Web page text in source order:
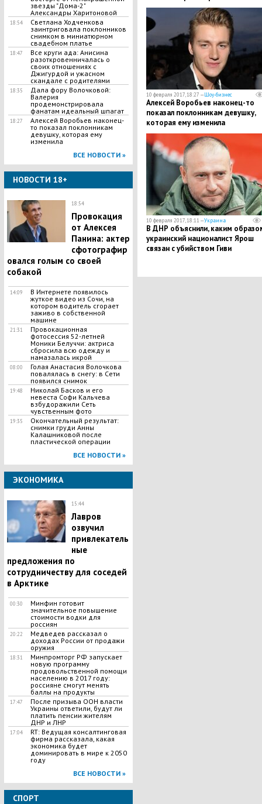
звезды "Дома-2"
Александры Харитоновой
18:54
Светлана Ходченкова
заинтриговала поклонников
снимком в миниатюрном
свадебном платье
18:47
Все круги ада: Анисина
разоткровенничалась о
своих отношениях с
Джигурдой и ужасном
скандале с родителями
18:35
Дала фору Волочковой:
Валерия
продемонстрировала
фанатам идеальный шпагат
18:27
Алексей Воробьев наконец-
то показал поклонникам
девушку, которая ему
изменила
ВСЕ НОВОСТИ »
НОВОСТИ 18+
18:54
Провокация
от Алексея
Панина: актер
сфотографир
овался голым со своей
собакой
14:09
В Интернете появилось
жуткое видео из Сочи, на
котором водитель сгорает
заживо в собственной
машине
21:31
Провокационная
фотосессия 52-летней
Моники Белуччи: актриса
сбросила всю одежду и
намазалась икрой
08:00
Голая Анастасия Волочкова
повалялась в снегу: в Сети
появился снимок
19:48
Николай Басков и его
невеста Софи Кальчева
взбудоражили Сеть
чувственным фото
19:35
Окончательный результат:
снимки груди Анны
Калашниковой после
пластической операции
ВСЕ НОВОСТИ »
ЭКОНОМИКА
15:44
Лавров
озвучил
привлекатель
ные
предложения по
сотрудничеству для соседей
в Арктике
00:30
Минфин готовит
значительное повышение
стоимости водки для
россиян
20:22
Медведев рассказал о
доходах России от продажи
оружия
18:31
​Минпромторг РФ запускает
новую программу
продовольственной помощи
населению в 2017 году:
россияне смогут менять
баллы на продукты
17:47
После призыва ООН власти
Украины ответили, будут ли
платить пенсии жителям
ДНР и ЛНР
17:04
RT: Ведущая консалтинговая
фирма рассказала, какая
экономика будет
доминировать в мире к 2050
году
ВСЕ НОВОСТИ »
СПОРТ
10 февраля 2017, 18:27 —Шоу-бизнес
Алексей Воробьев наконец-то
показал поклонникам девушку,
которая ему изменила
10 февраля 2017, 18:11 —Украина
В ДНР объяснили, каким
украинский националист Ярош
связан с убийством Гиви